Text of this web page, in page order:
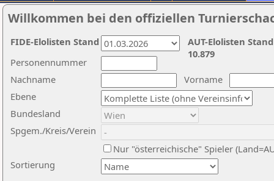
Willkommen bei den offiziellen
Nachname
Vorname
Ebene
Sortierung
Personennummer
Bundesland
Spgem./Kreis/Verein
Nur "österreichische" Spieler
AUT-Elolisten
10.879
FIDE-Elolisten Stand